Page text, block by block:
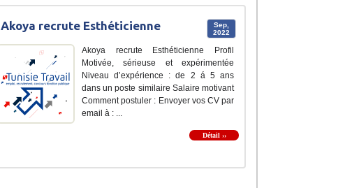
Sep,
2022
Akoya recrute Esthéticienne
Akoya recrute Esthéticienne Profil
Motivée, sérieuse et expérimentée
Niveau d’expérience : de 2 á 5 ans
dans un poste similaire Salaire motivant
Comment postuler : Envoyer vos CV par
email à : ...
Détail ››